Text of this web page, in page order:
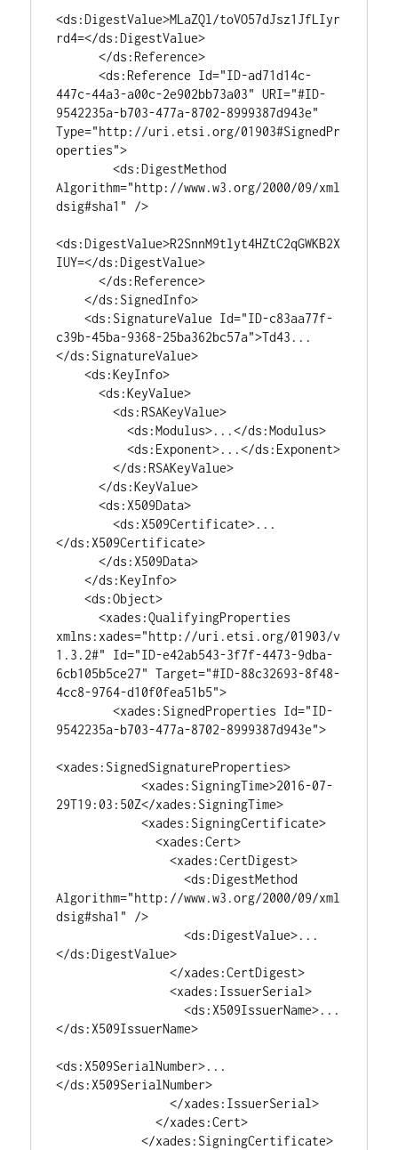
<ds:DigestValue>MLaZQl/toVO57dJsz1JfLIyr
rd4=</ds:DigestValue>
      </ds:Reference>
      <ds:Reference Id="ID-ad71d14c-
447c-44a3-a00c-2e902bb73a03" URI="#ID-
9542235a-b703-477a-8702-8999387d943e"
Type="http://uri.etsi.org/01903#SignedPr
operties">
        <ds:DigestMethod
Algorithm="http://www.w3.org/2000/09/xml
dsig#sha1" />
<ds:DigestValue>R2SnnM9tlyt4HZtC2qGWKB2X
IUY=</ds:DigestValue>
      </ds:Reference>
    </ds:SignedInfo>
    <ds:SignatureValue Id="ID-c83aa77f-
c39b-45ba-9368-25ba362bc57a">Td43...
</ds:SignatureValue>
    <ds:KeyInfo>
      <ds:KeyValue>
        <ds:RSAKeyValue>
          <ds:Modulus>...</ds:Modulus>
          <ds:Exponent>...</ds:Exponent>
        </ds:RSAKeyValue>
      </ds:KeyValue>
      <ds:X509Data>
        <ds:X509Certificate>...
</ds:X509Certificate>
      </ds:X509Data>
    </ds:KeyInfo>
    <ds:Object>
      <xades:QualifyingProperties
xmlns:xades="http://uri.etsi.org/01903/v
1.3.2#" Id="ID-e42ab543-3f7f-4473-9dba-
6cb105b5ce27" Target="#ID-88c32693-8f48-
4cc8-9764-d10f0fea51b5">
        <xades:SignedProperties Id="ID-
9542235a-b703-477a-8702-8999387d943e">
<xades:SignedSignatureProperties>
            <xades:SigningTime>2016-07-
29T19:03:50Z</xades:SigningTime>
            <xades:SigningCertificate>
              <xades:Cert>
                <xades:CertDigest>
                  <ds:DigestMethod
Algorithm="http://www.w3.org/2000/09/xml
dsig#sha1" />
                  <ds:DigestValue>...
</ds:DigestValue>
                </xades:CertDigest>
                <xades:IssuerSerial>
                  <ds:X509IssuerName>...
</ds:X509IssuerName>
<ds:X509SerialNumber>...
</ds:X509SerialNumber>
                </xades:IssuerSerial>
              </xades:Cert>
            </xades:SigningCertificate>